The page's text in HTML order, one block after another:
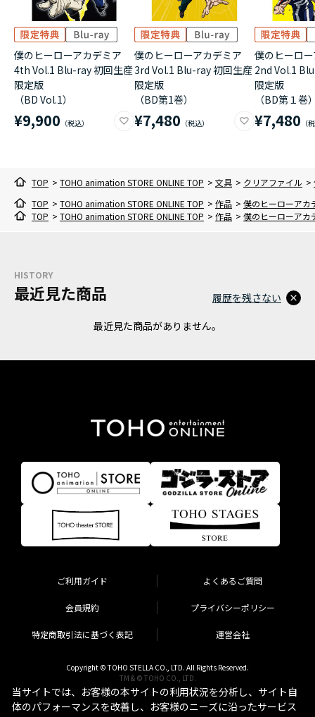
僕のヒーローアカデミア
4th Vol.1 Blu-ray 初回生産
限定版
（BD Vol.1）
¥9,900
僕のヒーローアカデミア
3rd Vol.1 Blu-ray 初回生産
限定版
（BD第1巻）
¥7,480
僕のヒーロ
2nd Vol.1
限定版
（BD第１巻
¥7,480
TOP > TOHO animation STORE ONLINE TOP > 文具 > クリアファイル >
TOP > TOHO animation STORE ONLINE TOP > 作品 > 僕のヒーローアカ
TOP > TOHO animation STORE ONLINE TOP > 作品 > 僕のヒーローアカ
HISTORY
最近見た商品
最近見た商品がありません。
履歴を残さない
ご利用ガイド よくあるご質問
会員規約 プライバシーポリシー
特定商取引法に基づく表記 運営会社
Copyright © TOHO STELLA CO., LTD. All Rights Reserved.
TM & © TOHO CO., LTD.
当サイトでは、お客様の本サイトの利用状況を分析し、サイト自
体のパフォーマンスを改善し、お客様のニーズに沿ったサービス